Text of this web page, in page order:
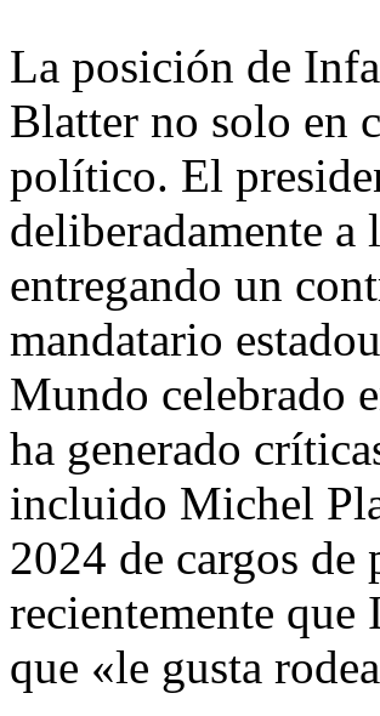
La posición de
Blatter no solo en
político. El
deliberadamente
entregando un
mandatario
Mundo celebrado
ha generado
incluido Michel
2024 de cargos
recientemente
que «le gusta